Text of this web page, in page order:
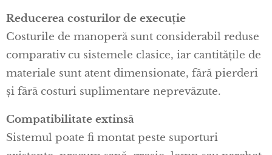
Reducerea costurilor de execuție
Costurile de manoperă sunt considerabil reduse
comparativ cu sistemele clasice, iar cantitățile de
materiale sunt atent dimensionate, fără pierderi
și fără costuri suplimentare neprevăzute.
Compatibilitate extinsă
Sistemul poate fi montat peste suporturi